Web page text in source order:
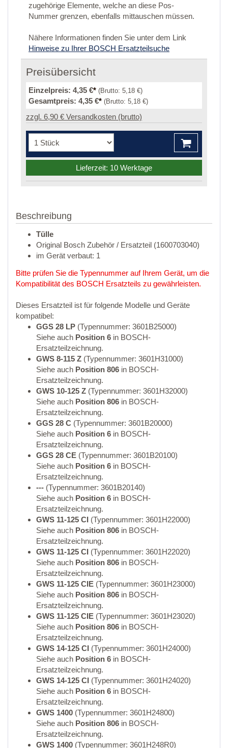
zugehörige Elemente, welche an diese Pos-
Nummer grenzen, ebenfalls mittauschen müssen.
Nähere Informationen finden Sie unter dem Link
Hinweise zu Ihrer BOSCH Ersatzteilsuche
Preisübersicht
Einzelpreis: 4,35 €* (Brutto: 5,18 €)
Gesamtpreis: 4,35 €* (Brutto: 5,18 €)
zzgl. 6,90 € Versandkosten (brutto)
Lieferzeit: 10 Werktage
Beschreibung
Tülle
Original Bosch Zubehör / Ersatzteil (1600703040)
im Gerät verbaut: 1
Bitte prüfen Sie die Typennummer auf Ihrem Gerät, um die
Kompatibilität des BOSCH Ersatzteils zu gewährleisten.
Dieses Ersatzteil ist für folgende Modelle und Geräte
kompatibel:
GGS 28 LP (Typennummer: 3601B25000)
Siehe auch Position 6 in BOSCH-
Ersatzteilzeichnung.
GWS 8-115 Z (Typennummer: 3601H31000)
Siehe auch Position 806 in BOSCH-
Ersatzteilzeichnung.
GWS 10-125 Z (Typennummer: 3601H32000)
Siehe auch Position 806 in BOSCH-
Ersatzteilzeichnung.
GGS 28 C (Typennummer: 3601B20000)
Siehe auch Position 6 in BOSCH-
Ersatzteilzeichnung.
GGS 28 CE (Typennummer: 3601B20100)
Siehe auch Position 6 in BOSCH-
Ersatzteilzeichnung.
--- (Typennummer: 3601B20140)
Siehe auch Position 6 in BOSCH-
Ersatzteilzeichnung.
GWS 11-125 CI (Typennummer: 3601H22000)
Siehe auch Position 806 in BOSCH-
Ersatzteilzeichnung.
GWS 11-125 CI (Typennummer: 3601H22020)
Siehe auch Position 806 in BOSCH-
Ersatzteilzeichnung.
GWS 11-125 CIE (Typennummer: 3601H23000)
Siehe auch Position 806 in BOSCH-
Ersatzteilzeichnung.
GWS 11-125 CIE (Typennummer: 3601H23020)
Siehe auch Position 806 in BOSCH-
Ersatzteilzeichnung.
GWS 14-125 CI (Typennummer: 3601H24000)
Siehe auch Position 6 in BOSCH-
Ersatzteilzeichnung.
GWS 14-125 CI (Typennummer: 3601H24020)
Siehe auch Position 6 in BOSCH-
Ersatzteilzeichnung.
GWS 1400 (Typennummer: 3601H24800)
Siehe auch Position 806 in BOSCH-
Ersatzteilzeichnung.
GWS 1400 (Typennummer: 3601H248R0)